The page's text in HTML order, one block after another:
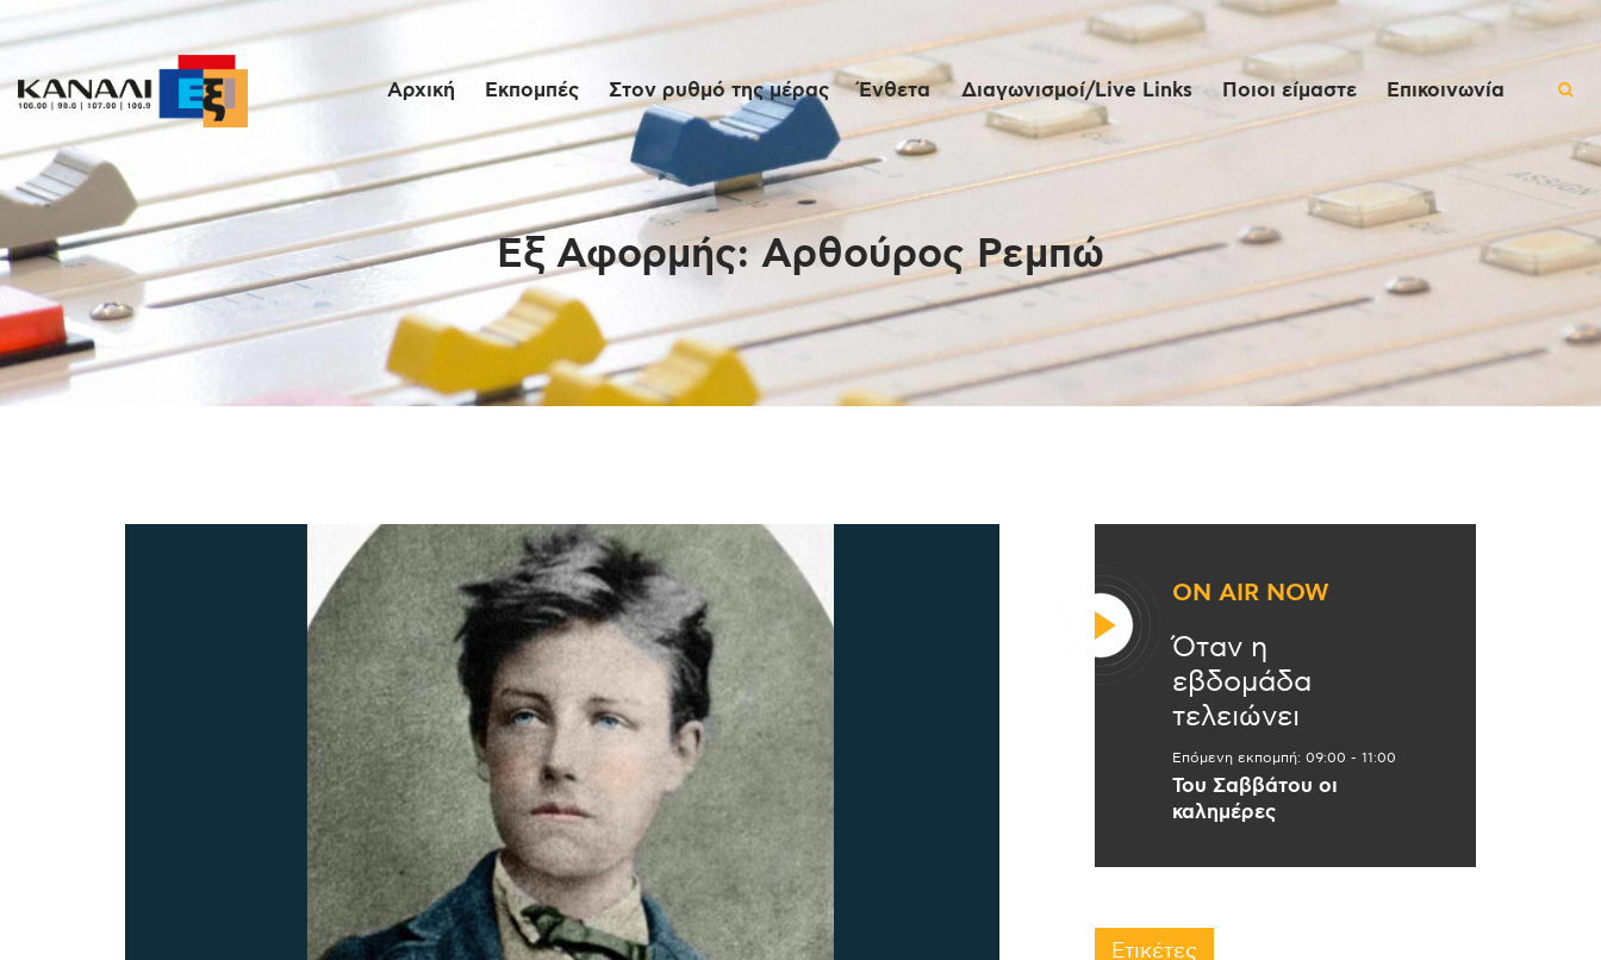
Αρχική Εκπομπές Στον ρυθμό της μέρας Ένθετα Διαγωνισμοί/Live Links Ποιοι είμαστε Επικοινωνία
Εξ Αφορμής: Αρθούρος Ρεμπώ
Αρχική
Εκπομπές
Στον ρυθμό της
μέρας
Ένθετα
Διαγωνισμοί/Live
Επικοινωνία
ON AIR NOW
Όταν η
εβδομάδα
τελειώνει
Επόμενη εκπομπή: 09:00 - 11:00
Του Σαββάτου οι
καλημέρες
Ετικέτες